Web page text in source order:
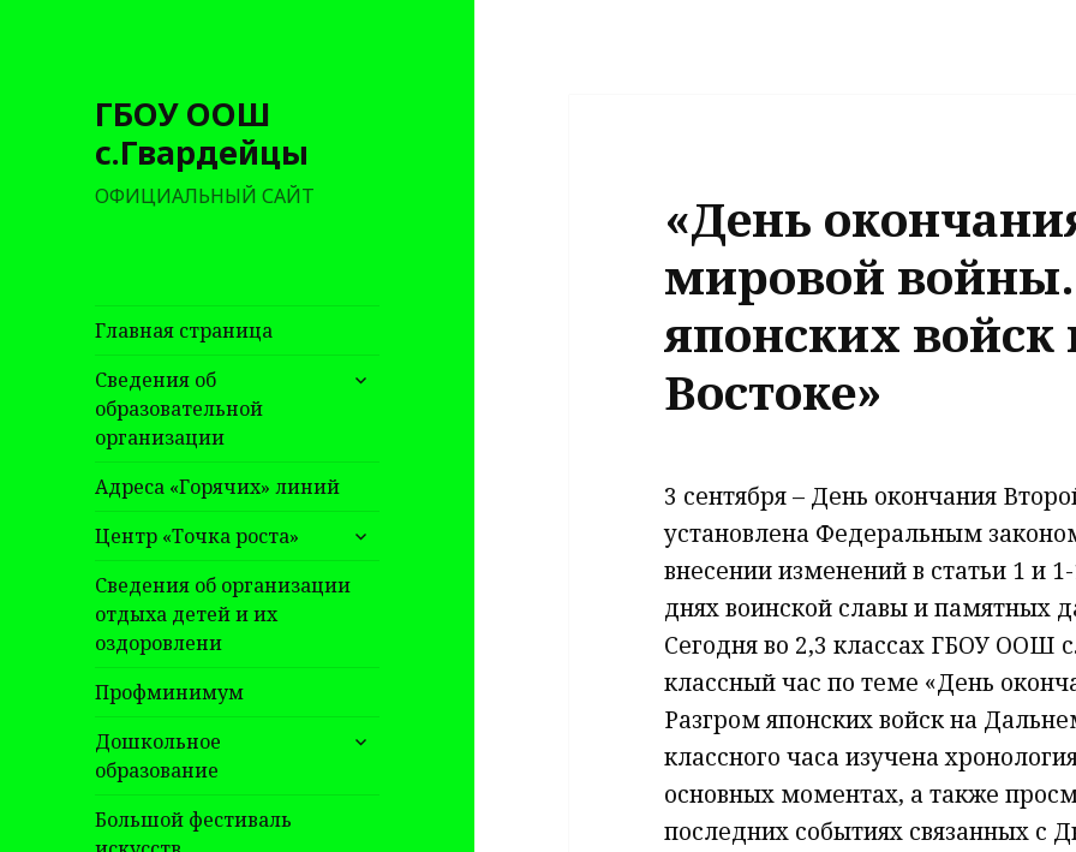
ГБОУ ООШ
с.Гвардейцы
ОФИЦИАЛЬНЫЙ САЙТ
Главная страница
Сведения об
образовательной
организации
раскрыть
Адреса «Горячих» линий
Центр «Точка роста»
раскрыть
дочернее
меню
Сведения об организации
отдыха детей и их
оздоровлени
Профминимум
Дошкольное
образование
раскрыть
Большой фестиваль
«День
мировой
японских
Востоке»
3 сентября – День окончания
установлена Федеральным
внесении изменений в статьи 1 и
днях воинской славы и памятных
Сегодня во 2,3 классах ГБОУ ООШ
классный час по теме «День
Разгром японских войск на
классного часа изучена
основных моментах, а также
последних событиях связанных с